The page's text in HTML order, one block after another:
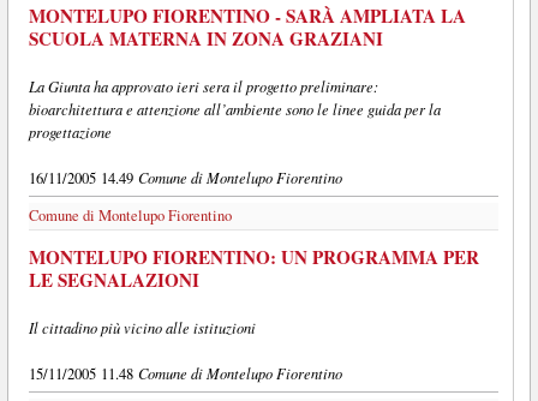
MONTELUPO FIORENTINO - SARÀ AMPLIATA LA
SCUOLA MATERNA IN ZONA GRAZIANI
La Giunta ha approvato ieri sera il progetto preliminare:
bioarchitettura e attenzione all’ambiente sono le linee guida per la
progettazione
16/11/2005 14.49 Comune di Montelupo Fiorentino
Comune di Montelupo Fiorentino
MONTELUPO FIORENTINO: UN PROGRAMMA PER
LE SEGNALAZIONI
Il cittadino più vicino alle istituzioni
15/11/2005 11.48 Comune di Montelupo Fiorentino